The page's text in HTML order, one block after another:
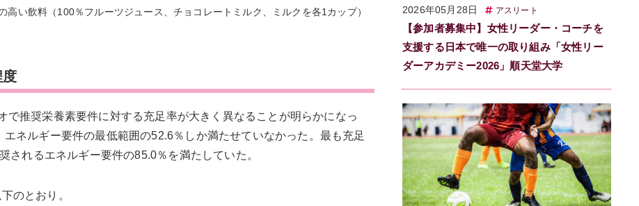
い飲料（100％フルーツジュース、チョコレートミルク、ミルクを各1カップ）
度
で推奨栄養素要件に対する充足率が大きく異なることが明らかになっ
ネルギー要件の最低範囲の52.6％しか満たせていなかった。最も充足
されるエネルギー要件の85.0％を満たしていた。
のとおり。
2026年05月28日 アスリート
【参加者募集中】女性リーダー・コーチを
支援する日本で唯一の取り組み「女性リー
ダーアカデミー2026」順天堂大学